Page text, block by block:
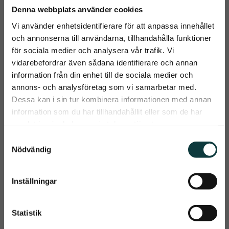
Denna webbplats använder cookies
Vi använder enhetsidentifierare för att anpassa innehållet
och annonserna till användarna, tillhandahålla funktioner
för sociala medier och analysera vår trafik. Vi
vidarebefordrar även sådana identifierare och annan
information från din enhet till de sociala medier och
annons- och analysföretag som vi samarbetar med.
Dessa kan i sin tur kombinera informationen med annan
information som du har tillhandahållit eller som de har
Nödvändig
Inställningar
Statistik
1 kg
Magnesium är ett
bland annat som
beståndsdel i benmassan, i
Balancer/Ensilage
balans 1,8 kg
Till hästar som får lös och
vitamin- och mineralbas
Lägg
Prenumerera på Emmishopens
nyhetsbrev
Det allra senaste direkt i din inkorg